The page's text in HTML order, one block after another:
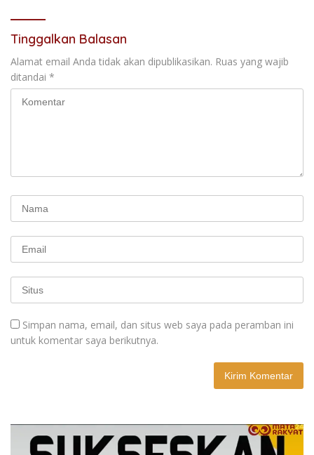
Tinggalkan Balasan
Alamat email Anda tidak akan dipublikasikan. Ruas yang wajib
ditandai *
Simpan nama, email, dan situs web saya pada peramban ini
untuk komentar saya berikutnya.